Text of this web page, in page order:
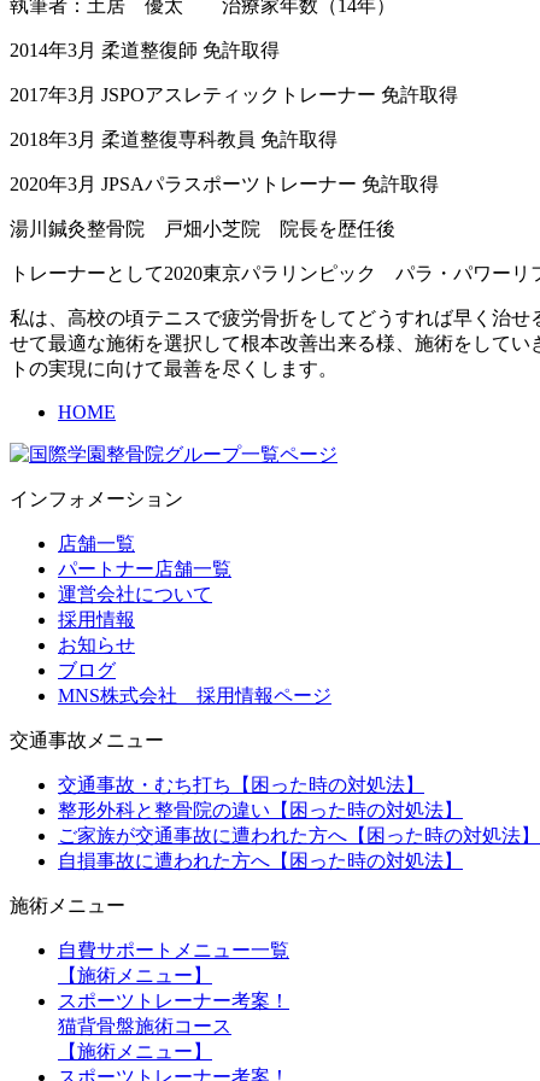
執筆者：土居 優太 治療家年数（14年）
2014年3月 柔道整復師 免許取得
2017年3月 JSPOアスレティックトレーナー 免許取得
2018年3月 柔道整復専科教員 免許取得
2020年3月 JPSAパラスポーツトレーナー 免許取得
湯川鍼灸整骨院 戸畑小芝院 院長を歴任後
トレーナーとして2020東京パラリンピック パラ・パワーリ
私は、高校の頃テニスで疲労骨折をしてどうすれば早く治
せて最適な施術を選択して根本改善出来る様、施術をして
トの実現に向けて最善を尽くします。
HOME
インフォメーション
店舗一覧
パートナー店舗一覧
運営会社について
採用情報
お知らせ
ブログ
MNS株式会社 採用情報ページ
交通事故メニュー
交通事故・むち打ち【困った時の対処法】
整形外科と整骨院の違い【困った時の対処法】
ご家族が交通事故に遭われた方へ【困った時の対処法】
自損事故に遭われた方へ【困った時の対処法】
施術メニュー
自費サポートメニュー一覧
【施術メニュー】
スポーツトレーナー考案！
猫背骨盤施術コース
【施術メニュー】
スポーツトレーナー考案！